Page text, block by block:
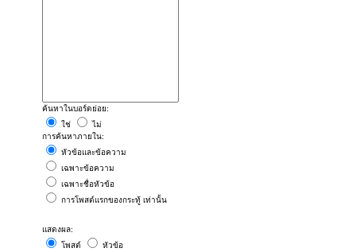
ค้นหาในบอร์ดย่อย:
ใช่
ไม่
การค้นหาภายใน:
หัวข้อและข้อความ
เฉพาะข้อความ
เฉพาะชื่อหัวข้อ
การโพสต์แรกของกระทู้ เท่านั้น
แสดงผล:
โพสต์
หัวข้อ